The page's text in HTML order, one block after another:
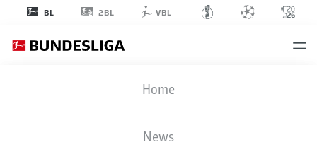
BL 2BL VBL
Home
News
M05
1 0